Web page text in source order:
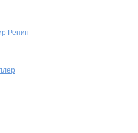
Репин